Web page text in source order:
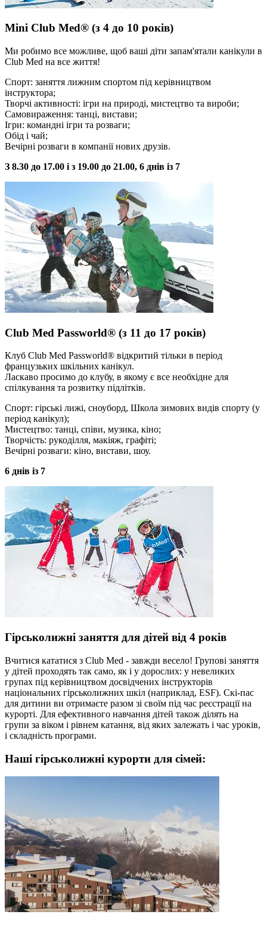
Mini Club Med® (з 4 до 10 років)
Ми робимо все можливе, щоб ваші діти запам'ятали канікули в
Club Med на все життя!
Спорт: заняття лижним спортом під керівництвом
інструктора;
Творчі активності: ігри на природі, мистецтво та вироби;
Самовираження: танці, вистави;
Ігри: командні ігри та розваги;
Обід і чай;
Вечірні розваги в компанії нових друзів.
З 8.30 до 17.00 і з 19.00 до 21.00, 6 днів із 7
Club Med Passworld® (з 11 до 17 років)
Клуб Club Med Passworld® відкритий тільки в період
французьких шкільних канікул.
Ласкаво просимо до клубу, в якому є все необхідне для
спілкування та розвитку підлітків.
Спорт: гірські лижі, сноуборд, Школа зимових видів спорту (у
період канікул);
Мистецтво: танці, співи, музика, кіно;
Творчість: рукоділля, макіяж, графіті;
Вечірні розваги: кіно, вистави, шоу.
6 днів із 7
Гірськолижні заняття для дітей від 4 років
Вчитися кататися з Club Med - завжди весело! Групові заняття
у дітей проходять так само, як і у дорослих: у невеликих
групах під керівництвом досвідчених інструкторів
національних гірськолижних шкіл (наприклад, ESF). Скі-пас
для дитини ви отримаєте разом зі своїм під час реєстрації на
курорті. Для ефективного навчання дітей також ділять на
групи за віком і рівнем катання, від яких залежать і час уроків,
і складність програми.
Наші гірськолижні курорти для сімей: